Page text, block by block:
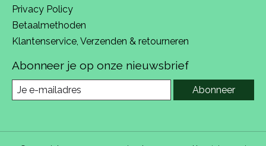
Privacy Policy
Betaalmethoden
Klantenservice, Verzenden & retourneren
Abonneer je op onze nieuwsbrief
Abonneer